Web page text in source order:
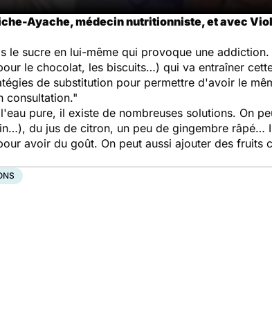
Ayache, médecin nutritionniste, et avec
le sucre en lui-même qui provoque une
le chocolat, les biscuits…) qui va entraîner
de substitution pour permettre d'avoir le
consultation."
pure, il existe de nombreuses solutions. On
du jus de citron, un peu de gingembre râpé…
avoir du goût. On peut aussi ajouter des fruits